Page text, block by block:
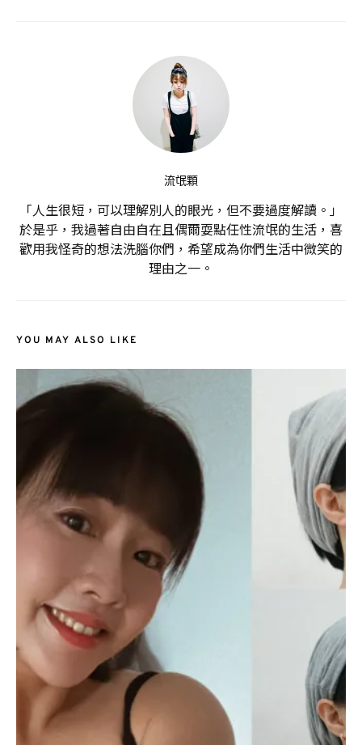
流氓顆
「人生很短，可以理解別人的眼光，但不要過度解讀。」
於是乎，我過著自由自在且偶爾耍點任性流氓的生活，喜
歡用我怪奇的想法洗腦你們，希望成為你們生活中微笑的
理由之一。
YOU MAY ALSO LIKE